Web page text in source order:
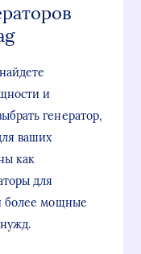
и
генератор,
ваших
как
для
более мощные